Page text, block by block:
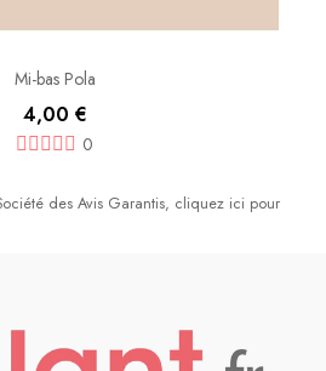
Mi-bas Pola
4,00 €
0
des Avis Garantis, cliquez ici pour